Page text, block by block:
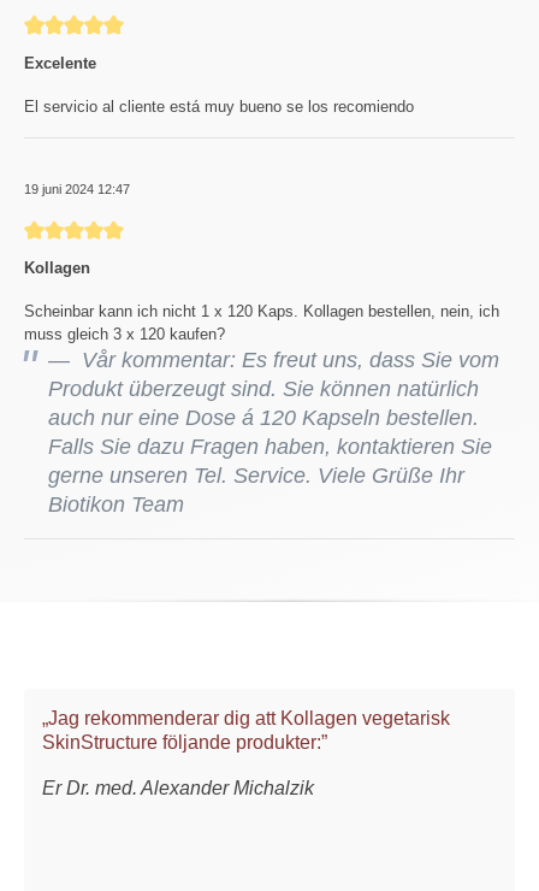
Recension med betyg på 5 av 5 stjärnor
Excelente
El servicio al cliente está muy bueno se los recomiendo
19 juni 2024 12:47
Recension med betyg på 5 av 5 stjärnor
Kollagen
Scheinbar kann ich nicht 1 x 120 Kaps. Kollagen bestellen, nein, ich
muss gleich 3 x 120 kaufen?
Vår kommentar: Es freut uns, dass Sie vom
Produkt überzeugt sind. Sie können natürlich
auch nur eine Dose á 120 Kapseln bestellen.
Falls Sie dazu Fragen haben, kontaktieren Sie
gerne unseren Tel. Service. Viele Grüße Ihr
Biotikon Team
„Jag rekommenderar dig att Kollagen vegetarisk
SkinStructure följande produkter:”
Er Dr. med. Alexander Michalzik